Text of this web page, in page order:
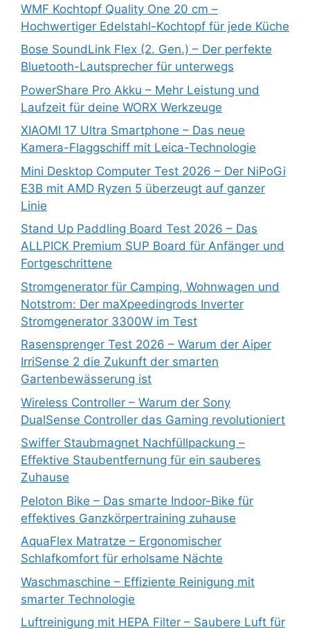
WMF Kochtopf Quality One 20 cm –
Hochwertiger Edelstahl-Kochtopf für jede Küche
Bose SoundLink Flex (2. Gen.) – Der perfekte
Bluetooth-Lautsprecher für unterwegs
PowerShare Pro Akku – Mehr Leistung und
Laufzeit für deine WORX Werkzeuge
XIAOMI 17 Ultra Smartphone – Das neue
Kamera-Flaggschiff mit Leica-Technologie
Mini Desktop Computer Test 2026 – Der NiPoGi
E3B mit AMD Ryzen 5 überzeugt auf ganzer
Linie
Stand Up Paddling Board Test 2026 – Das
ALLPICK Premium SUP Board für Anfänger und
Fortgeschrittene
Stromgenerator für Camping, Wohnwagen und
Notstrom: Der maXpeedingrods Inverter
Stromgenerator 3300W im Test
Rasensprenger Test 2026 – Warum der Aiper
IrriSense 2 die Zukunft der smarten
Gartenbewässerung ist
Wireless Controller – Warum der Sony
DualSense Controller das Gaming revolutioniert
Swiffer Staubmagnet Nachfüllpackung –
Effektive Staubentfernung für ein sauberes
Zuhause
Peloton Bike – Das smarte Indoor-Bike für
effektives Ganzkörpertraining zuhause
AquaFlex Matratze – Ergonomischer
Schlafkomfort für erholsame Nächte
Waschmaschine – Effiziente Reinigung mit
smarter Technologie
Luftreinigung mit HEPA Filter – Saubere Luft für